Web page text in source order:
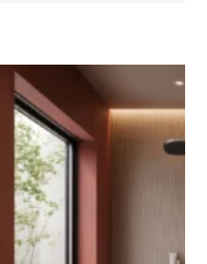
telah diproses).
tanah.
segar dan tumbuh
rutin sekurang-
untuk tanaman jenis